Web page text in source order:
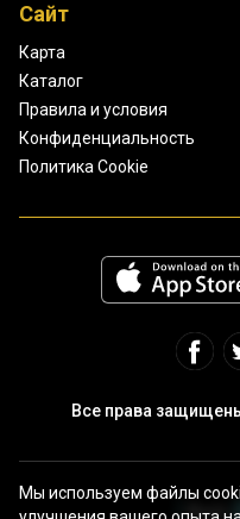
Сайт
Карта
Каталог
Правила и условия
Конфиденциальность
Политика Cookie
Все права
Мы используем файлы